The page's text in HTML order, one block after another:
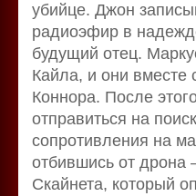
убийце. Джон
радиоэфир в
будущий отец.
Кайла, и они вместе
Коннора. После
отправиться на
сопротивления на
отбившись от дрона
Скайнета, который